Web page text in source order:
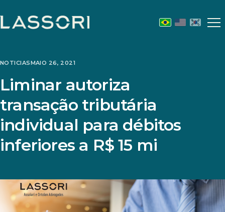
NOTICIASMAIO 26, 2021
Liminar autoriza
transação tributária
individual para débitos
inferiores a R$ 15 mi